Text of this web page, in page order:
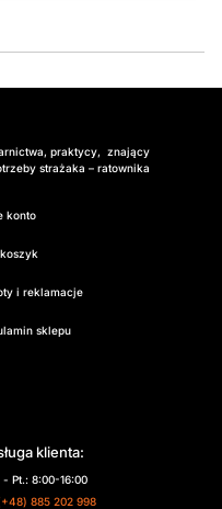
praktycy, znający
strażaka – ratownika
konto
i reklamacje
sklepu
klienta:
- Pt.: 8:00-16:00
885 202 998